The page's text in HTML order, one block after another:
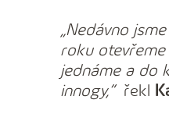
„Nedávno
roku
jednáme a do
innogy,“řekl